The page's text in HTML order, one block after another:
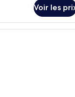
Voir les
forts dans les